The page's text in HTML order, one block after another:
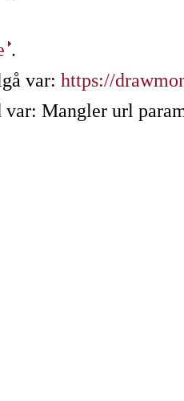
.
var: https://
Mangler url